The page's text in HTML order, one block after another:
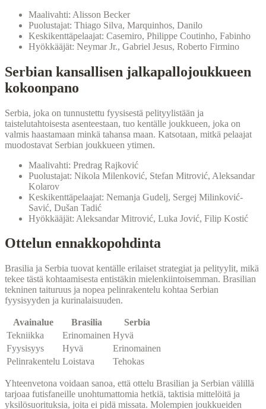
Maalivahti: Alisson Becker
Puolustajat: Thiago Silva, Marquinhos, Danilo
Keskikenttäpelaajat: Casemiro, Philippe Coutinho, Fabinho
Hyökkääjät: Neymar Jr., Gabriel Jesus, Roberto Firmino
Serbian kansallisen jalkapallojoukkueen
kokoonpano
Serbia, joka on tunnustettu fyysisestä pelityylistään ja
taistelutahtoisesta asenteestaan, tuo kentälle joukkueen, joka on
valmis haastamaan minkä tahansa maan. Katsotaan, mitkä pelaajat
muodostavat Serbian joukkueen ytimen.
Maalivahti: Predrag Rajković
Puolustajat: Nikola Milenković, Stefan Mitrović, Aleksandar
Kolarov
Keskikenttäpelaajat: Nemanja Gudelj, Sergej Milinković-
Savić, Dušan Tadić
Hyökkääjät: Aleksandar Mitrović, Luka Jović, Filip Kostić
Ottelun ennakkopohdinta
Brasilia ja Serbia tuovat kentälle erilaiset strategiat ja pelityylit, mikä
tekee tästä kohtaamisesta entistäkin mielenkiintoisemman. Brasilian
tekninen taituruus ja nopea pelinrakentelu kohtaa Serbian
fyysisyyden ja kurinalaisuuden.
Avainalue Brasilia
Serbia
Tekniikka
Erinomainen Hyvä
Fyysisyys
Hyvä
Erinomainen
Pelinrakentelu Loistava Tehokas
Yhteenvetona voidaan sanoa, että ottelu Brasilian ja Serbian välillä
tarjoaa futisfaneille unohtumattomia hetkiä, taktisia mittelöitä ja
yksilösuorituksia, joita ei pidä missata. Molempien joukkueiden